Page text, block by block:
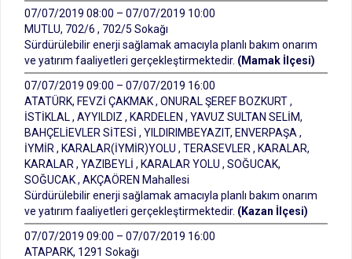
07/07/2019 08:00 – 07/07/2019 10:00
MUTLU, 702/6 , 702/5 Sokağı
Sürdürülebilir enerji sağlamak amacıyla planlı bakım onarım
ve yatırım faaliyetleri gerçekleştirmektedir. (Mamak İlçesi)
07/07/2019 09:00 – 07/07/2019 16:00
ATATÜRK, FEVZİ ÇAKMAK , ONURAL ŞEREF BOZKURT ,
İSTİKLAL , AYYILDIZ , KARDELEN , YAVUZ SULTAN SELİM,
BAHÇELİEVLER SİTESİ , YILDIRIMBEYAZIT, ENVERPAŞA ,
İYMİR , KARALAR(İYMİR)YOLU , TERASEVLER , KARALAR,
KARALAR , YAZIBEYLİ , KARALAR YOLU , SOĞUCAK,
SOĞUCAK , AKÇAÖREN Mahallesi
Sürdürülebilir enerji sağlamak amacıyla planlı bakım onarım
ve yatırım faaliyetleri gerçekleştirmektedir. (Kazan İlçesi)
07/07/2019 09:00 – 07/07/2019 16:00
ATAPARK, 1291 Sokağı